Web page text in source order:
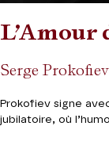
L’Amour
Serge Prokofiev
Prokofiev signe
jubilatoire, où